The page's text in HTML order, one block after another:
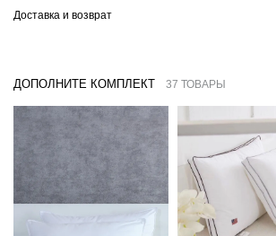
Доставка и возврат
ДОПОЛНИТЕ КОМПЛЕКТ 37 ТОВАРЫ